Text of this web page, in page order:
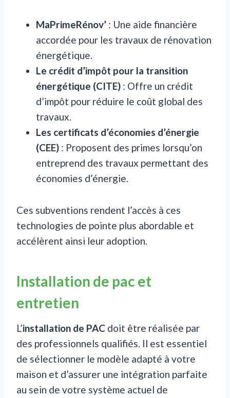
MaPrimeRénov’ : Une aide financière
accordée pour les travaux de rénovation
énergétique.
Le crédit d’impôt pour la transition
énergétique (CITE) : Offre un crédit
d’impôt pour réduire le coût global des
travaux.
Les certificats d’économies d’énergie
(CEE) : Proposent des primes lorsqu’on
entreprend des travaux permettant des
économies d’énergie.
Ces subventions rendent l’accès à ces
technologies de pointe plus abordable et
accélèrent ainsi leur adoption.
Installation de pac et
entretien
L’installation de PAC doit être réalisée par
des professionnels qualifiés. Il est essentiel
de sélectionner le modèle adapté à votre
maison et d’assurer une intégration parfaite
au sein de votre système actuel de